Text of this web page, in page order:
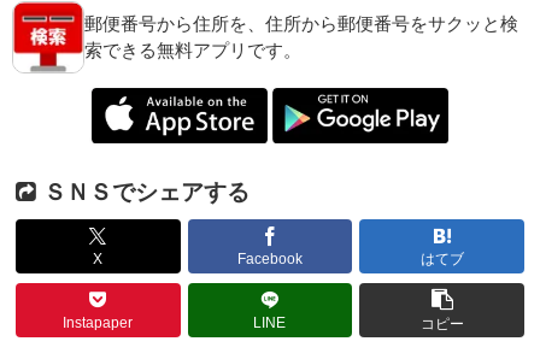
郵便番号から住所を、住所から郵便番号をサクッと検
索できる無料アプリです。
ＳＮＳでシェアする
X Facebook はてブ
Instapaper LINE コピー